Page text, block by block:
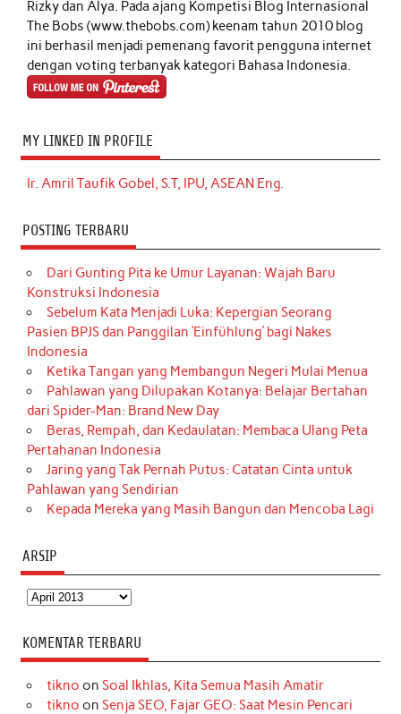
Rizky dan Alya. Pada ajang Kompetisi Blog Internasional
The Bobs (www.thebobs.com) keenam tahun 2010 blog
ini berhasil menjadi pemenang favorit pengguna internet
dengan voting terbanyak kategori Bahasa Indonesia.
MY LINKED IN PROFILE
Ir. Amril Taufik Gobel, S.T, IPU, ASEAN Eng.
POSTING TERBARU
Dari Gunting Pita ke Umur Layanan: Wajah Baru
Konstruksi Indonesia
Sebelum Kata Menjadi Luka: Kepergian Seorang
Pasien BPJS dan Panggilan ‘Einfühlung’ bagi Nakes
Indonesia
Ketika Tangan yang Membangun Negeri Mulai Menua
Pahlawan yang Dilupakan Kotanya: Belajar Bertahan
dari Spider-Man: Brand New Day
Beras, Rempah, dan Kedaulatan: Membaca Ulang Peta
Pertahanan Indonesia
Jaring yang Tak Pernah Putus: Catatan Cinta untuk
Pahlawan yang Sendirian
Kepada Mereka yang Masih Bangun dan Mencoba Lagi
ARSIP
Arsip
KOMENTAR TERBARU
tikno on Soal Ikhlas, Kita Semua Masih Amatir
tikno on Senja SEO, Fajar GEO: Saat Mesin Pencari